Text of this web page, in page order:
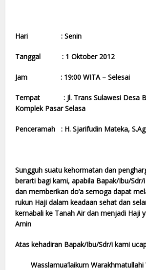
Hari : Senin
Tanggal : 1 Oktober 2012
Jam : 19:00 WITA – Selesai
Tempat : Jl. Trans Sulawesi Desa
Komplek Pasar Selasa
Penceramah : H. Sjarifudin Mateka, S.Ag
Sungguh suatu kehormatan dan
berarti bagi kami, apabila Bapak/Ibu/Sdr/
dan memberikan do’a semoga dapat
rukun Haji dalam keadaan sehat dan
kemabali ke Tanah Air dan menjadi Haji
Amin
Atas kehadiran Bapak/Ibu/Sdr/i kami
Wasslamua’laikum